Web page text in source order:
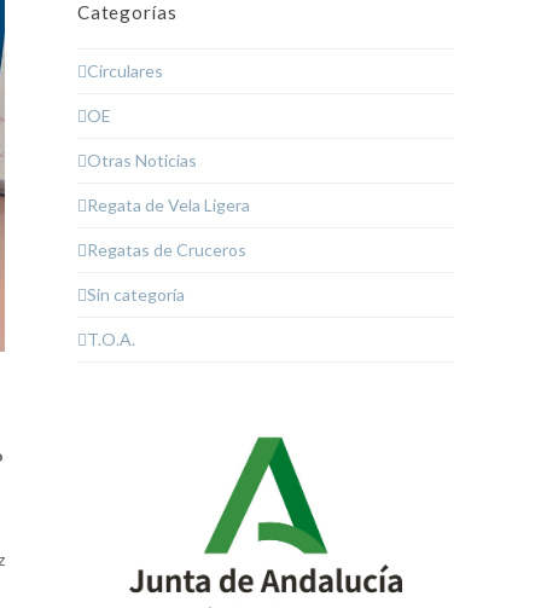
Categorías
Circulares
OE
Otras Noticias
Regata de Vela Ligera
Regatas de Cruceros
Sin categoría
T.O.A.